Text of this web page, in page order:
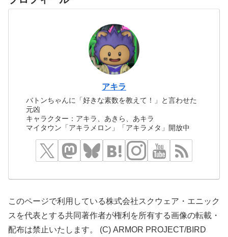
アキラ
バトンちゃんに「好きな素数を教えて！」と言わせた
元凶
キャラクター：アキラ、あきら、あキラ
マイタウン「アキラメロン」「アキラメタ」開放中
このページで利用している株式会社スクウェア・エニック
スを代表とする共同著作者が権利を所有する画像の転載・
配布は禁止いたします。 (C) ARMOR PROJECT/BIRD